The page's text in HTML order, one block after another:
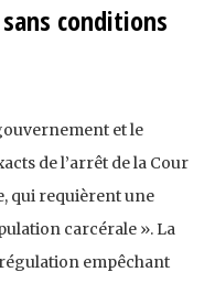
conditions
et le
de l’arrêt de la Cour
qui requièrent une
carcérale ». La
empêchant